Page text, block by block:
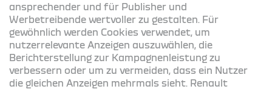
ansprechender und für Publisher und
Werbetreibende wertvoller zu gestalten. Für
gewöhnlich werden Cookies verwendet, um
nutzerrelevante Anzeigen auszuwählen, die
Berichterstellung zur Kampagnenleistung zu
verbessern oder um zu vermeiden, dass ein Nutzer
die gleichen Anzeigen mehrmals sieht. Renault